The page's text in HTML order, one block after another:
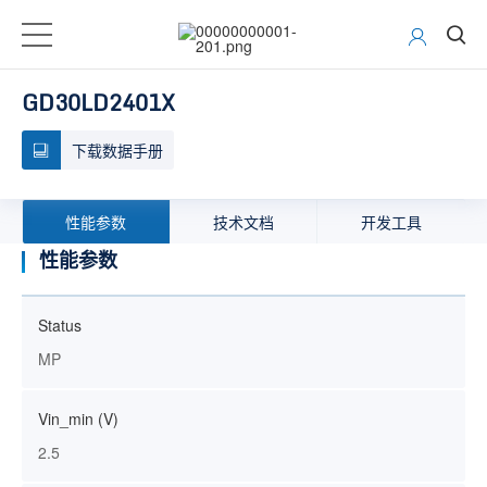
GD30LD2401X
下载数据手册
性能参数 技术文档 开发工具
性能参数
Status
MP
Vin_min (V)
2.5